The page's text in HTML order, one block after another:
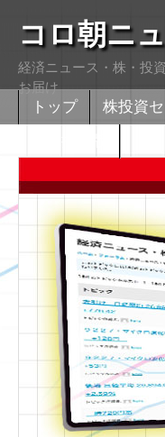
コロ朝ニ
経済ニュース・株・投
お届け
トップ 株投資